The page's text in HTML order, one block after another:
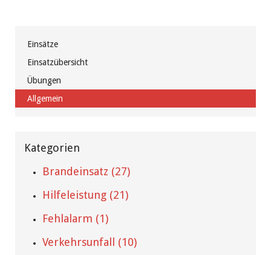
Einsätze
Einsatzübersicht
Übungen
Allgemein
Kategorien
Brandeinsatz (27)
Hilfeleistung (21)
Fehlalarm (1)
Verkehrsunfall (10)